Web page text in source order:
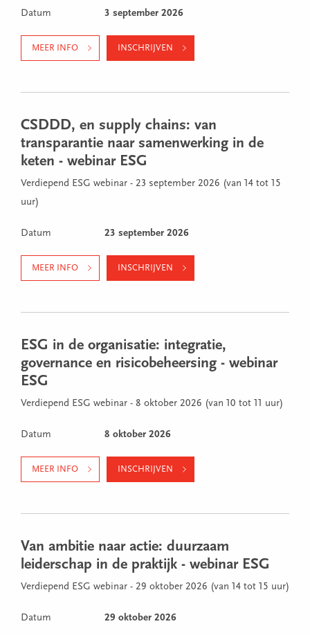
Datum 3 september 2026
MEER INFO INSCHRIJVEN
CSDDD, en supply chains: van
transparantie naar samenwerking in de
keten - webinar ESG
Verdiepend ESG webinar - 23 september 2026 (van 14 tot 15
uur)
Datum 23 september 2026
MEER INFO INSCHRIJVEN
ESG in de organisatie: integratie,
governance en risicobeheersing - webinar
ESG
Verdiepend ESG webinar - 8 oktober 2026 (van 10 tot 11 uur)
Datum 8 oktober 2026
MEER INFO INSCHRIJVEN
Van ambitie naar actie: duurzaam
leiderschap in de praktijk - webinar ESG
Verdiepend ESG webinar - 29 oktober 2026 (van 14 tot 15 uur)
Datum 29 oktober 2026